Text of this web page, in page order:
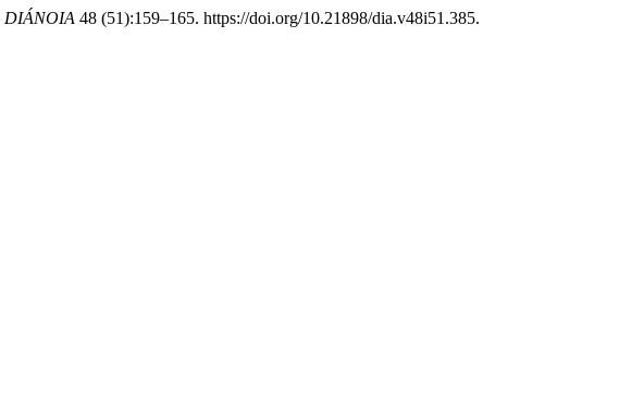
DIÁNOIA 48 (51):159–165. https://doi.org/10.21898/dia.v48i51.385.